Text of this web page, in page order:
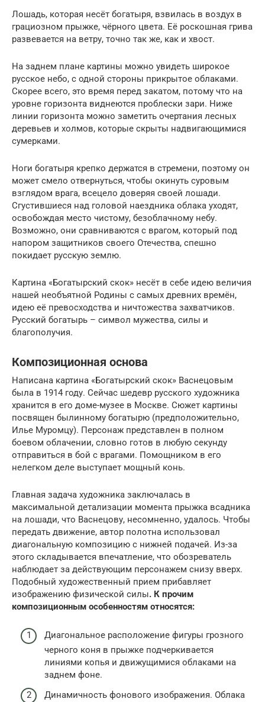
Лошадь, которая несёт богатыря, взвилась в воздух в
грациозном прыжке, чёрного цвета. Её роскошная грива
развевается на ветру, точно так же, как и хвост.
На заднем плане картины можно увидеть широкое
русское небо, с одной стороны прикрытое облаками.
Скорее всего, это время перед закатом, потому что на
уровне горизонта виднеются проблески зари. Ниже
линии горизонта можно заметить очертания лесных
деревьев и холмов, которые скрыты надвигающимися
сумерками.
Ноги богатыря крепко держатся в стремени, поэтому он
может смело отвернуться, чтобы окинуть суровым
взглядом врага, всецело доверяя своей лошади.
Сгустившиеся над головой наездника облака уходят,
освобождая место чистому, безоблачному небу.
Возможно, они сравниваются с врагом, который под
напором защитников своего Отечества, спешно
покидает русскую землю.
Картина «Богатырский скок» несёт в себе идею величия
нашей необъятной Родины с самых древних времён,
идею её превосходства и ничтожества захватчиков.
Русский богатырь – символ мужества, силы и
благополучия.
Композиционная основа
Написана картина «Богатырский скок» Васнецовым
была в 1914 году. Сейчас шедевр русского художника
хранится в его доме-музее в Москве. Сюжет картины
посвящен былинному богатырю (предположительно,
Илье Муромцу). Персонаж представлен в полном
боевом облачении, словно готов в любую секунду
отправиться в бой с врагами. Помощником в его
нелегком деле выступает мощный конь.
Главная задача художника заключалась в
максимальной детализации момента прыжка всадника
на лошади, что Васнецову, несомненно, удалось. Чтобы
передать движение, автор полотна использовал
диагональную композицию с нижней подачей. Из-за
этого складывается впечатление, что обозреватель
наблюдает за действующим персонажем снизу вверх.
Подобный художественный прием прибавляет
изображению физической силы. К прочим
композиционным особенностям относятся:
Диагональное расположение фигуры грозного
черного коня в прыжке подчеркивается
линиями копья и движущимися облаками на
заднем фоне.
Динамичность фонового изображения. Облака